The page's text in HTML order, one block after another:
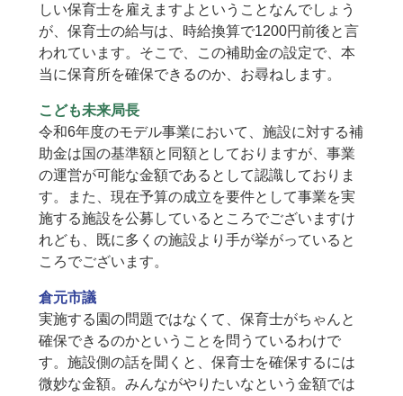
しい保育士を雇えますよということなんでしょう
が、保育士の給与は、時給換算で1200円前後と言
われています。そこで、この補助金の設定で、本
当に保育所を確保できるのか、お尋ねします。
こども未来局長
令和6年度のモデル事業において、施設に対する補
助金は国の基準額と同額としておりますが、事業
の運営が可能な金額であるとして認識しておりま
す。また、現在予算の成立を要件として事業を実
施する施設を公募しているところでございますけ
れども、既に多くの施設より手が挙がっていると
ころでございます。
倉元市議
実施する園の問題ではなくて、保育士がちゃんと
確保できるのかということを問うているわけで
す。施設側の話を聞くと、保育士を確保するには
微妙な金額。みんながやりたいなという金額では